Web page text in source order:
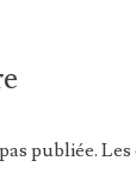
publiée.